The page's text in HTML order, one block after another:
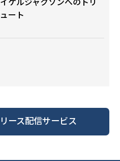
ート
ース配信サービス